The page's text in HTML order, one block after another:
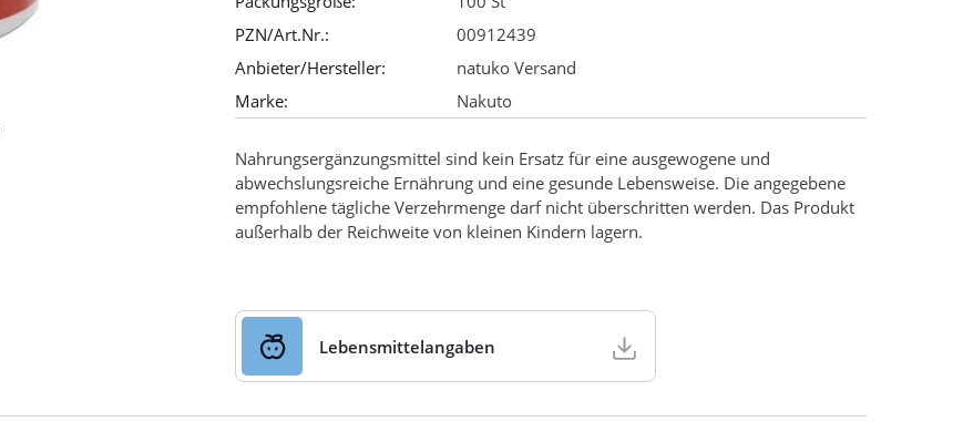
PZN/Art.Nr.:
00912439
Anbieter/Hersteller:
natuko Versand
Marke:
Nakuto
Nahrungsergänzungsmittel sind kein Ersatz für eine ausgewogene und
abwechslungsreiche Ernährung und eine gesunde Lebensweise. Die angegebene
empfohlene tägliche Verzehrmenge darf nicht überschritten werden. Das Produkt
außerhalb der Reichweite von kleinen Kindern lagern.
Lebensmittelangaben